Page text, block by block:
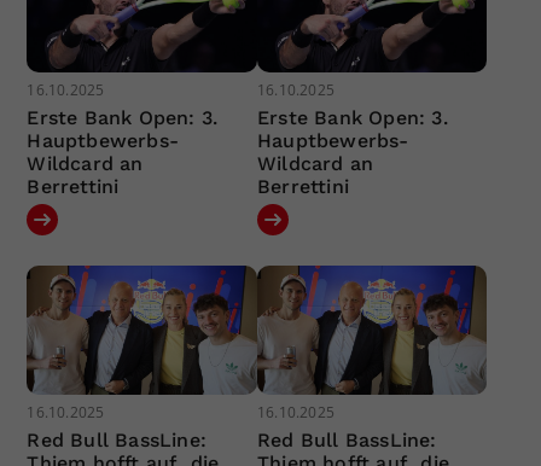
16.10.2025
Erste Bank Open: 3.
Hauptbewerbs-
Wildcard an
Berrettini
16.10.2025
Erste Bank Open: 3.
Hauptbewerbs-
Wildcard an
Berrettini
16.10.2025
Red Bull BassLine:
16.10.2025
Red Bull BassLine: